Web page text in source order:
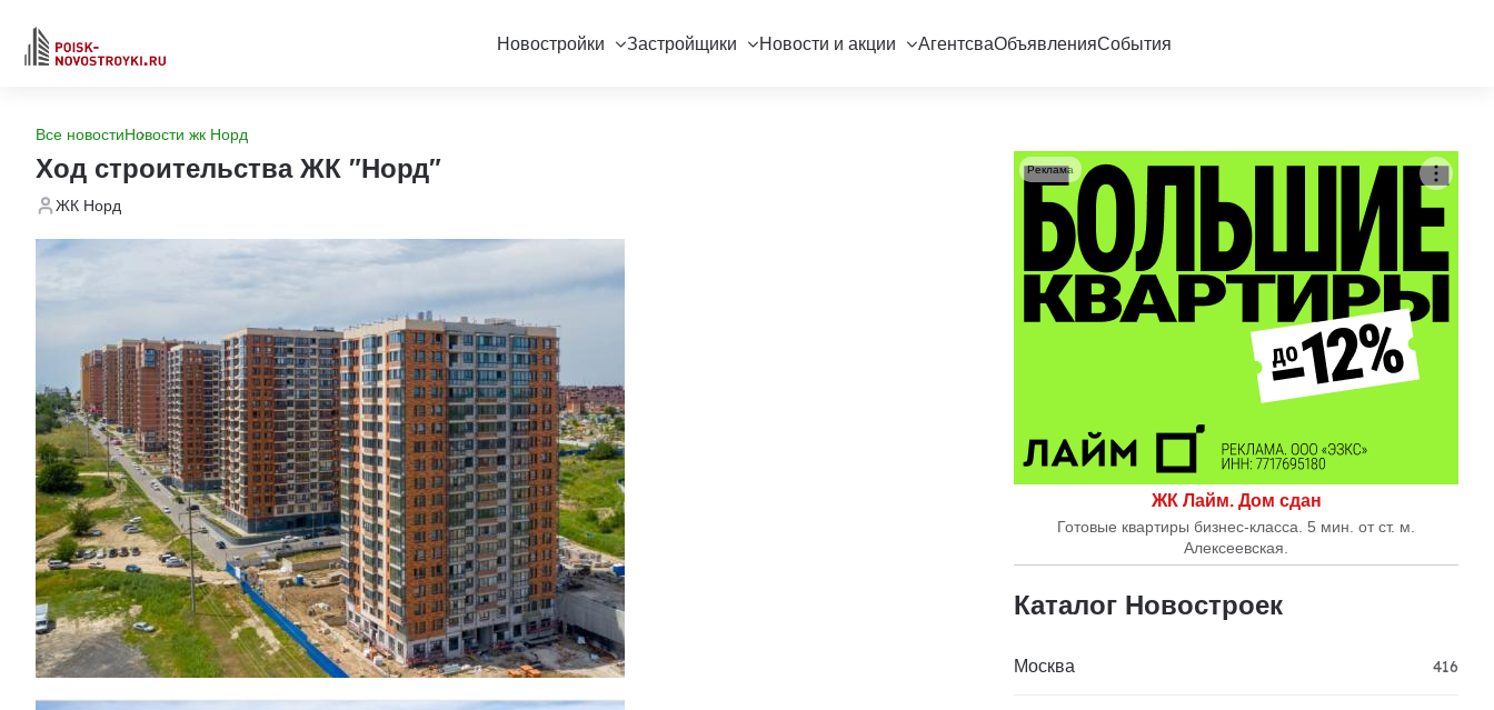
Новостройки Застройщики Новости и акции АгентсваОбъявленияСобытия
Все новостиНовости жк Норд
Ход строительства ЖК "Норд"
ЖК Норд
ЖК Лайм. Дом сдан
Готовые квартиры бизнес-класса. 5 мин. от ст. м.
Алексеевская.
Реклама
Каталог Новостроек
Москва 416